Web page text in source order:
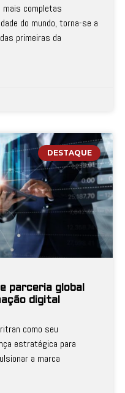
mais completas
do mundo, torna-se a
primeiras da
DESTAQUE
parceria global
digital
como seu
estratégica para
a marca